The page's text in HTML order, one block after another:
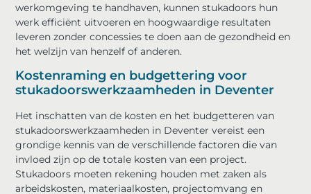
werkomgeving te handhaven, kunnen stukadoors hun
werk efficiënt uitvoeren en hoogwaardige resultaten
leveren zonder concessies te doen aan de gezondheid en
het welzijn van henzelf of anderen.
Kostenraming en budgettering voor
stukadoorswerkzaamheden in Deventer
Het inschatten van de kosten en het budgetteren van
stukadoorswerkzaamheden in Deventer vereist een
grondige kennis van de verschillende factoren die van
invloed zijn op de totale kosten van een project.
Stukadoors moeten rekening houden met zaken als
arbeidskosten, materiaalkosten, projectomvang en